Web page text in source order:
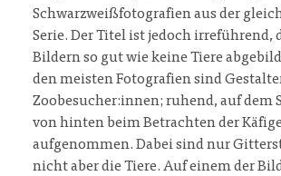
Schwarzweißfotografien aus der
Serie. Der Titel ist jedoch irreführend,
Bildern so gut wie keine Tiere
den meisten Fotografien sind
Zoobesucher:innen; ruhend, auf dem
von hinten beim Betrachten der
aufgenommen. Dabei sind nur
nicht aber die Tiere. Auf einem der